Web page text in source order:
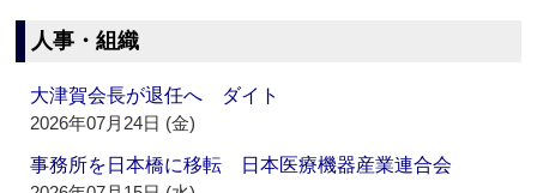
人事・組織
大津賀会長が退任へ ダイト
2026年07月24日 (金)
事務所を日本橋に移転 日本医療機器産業連合会